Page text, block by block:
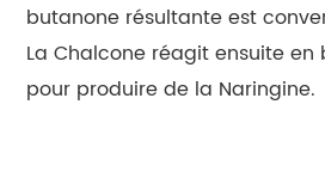
butanone résultante est
La Chalcone réagit ensuite en
pour produire de la Naringine.